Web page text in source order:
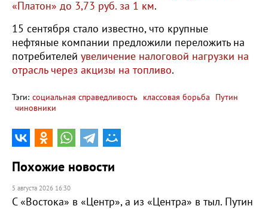
«Платон» до 3,73 руб. за 1 км.
15 сентября стало известно, что крупные
нефтяные компании предложили переложить на
потребителей увеличение налоговой нагрузки на
отрасль через акцизы на топливо.
Тэги: социальная справедливость классовая борьба
Путин
чиновники
Похожие новости
5 августа 2026 16:30
С «Востока» в «Центр», а из «Центра» в тыл. Путин